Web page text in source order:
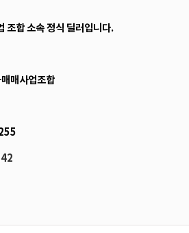
조합 소속 정식 딜러입니다.
매사업조합